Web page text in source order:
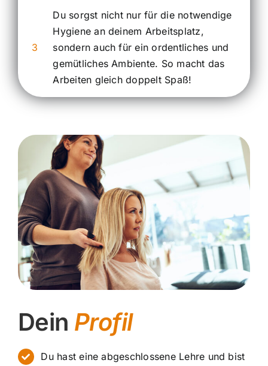
3
Du sorgst nicht nur für die notwendige
Hygiene an deinem Arbeitsplatz,
sondern auch für ein ordentliches und
gemütliches Ambiente. So macht das
Arbeiten gleich doppelt Spaß!
Dein Profil
Du hast eine abgeschlossene Lehre und bist